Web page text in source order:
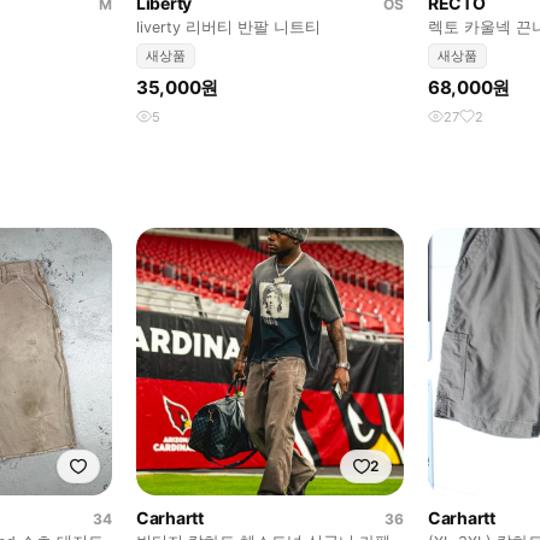
M
OS
liverty 리버티 반팔 니트티
새상품
35,000원
5
렉토 카울넥 끈
새상품
68,000원
27 2
34
2
Carhartt
36
Carhartt